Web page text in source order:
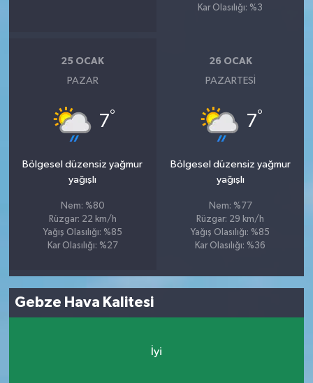
Kar Olasılığı: %3
25 OCAK
PAZAR
7°
Bölgesel düzensiz yağmur
yağışlı
Nem: %80
Rüzgar: 22 km/h
Yağış Olasılığı: %85
Kar Olasılığı: %27
26 OCAK
PAZARTESI
7°
Bölgesel düzensiz yağmur
yağışlı
Nem: %77
Rüzgar: 29 km/h
Yağış Olasılığı: %85
Kar Olasılığı: %36
Gebze Hava Kalitesi
İyi